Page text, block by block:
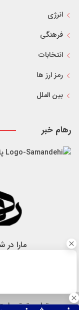
انرژی
فرهنگی
انتخابات
رمز ارز ها
بین الملل
رهام خبر
مارا
تمام حقوق